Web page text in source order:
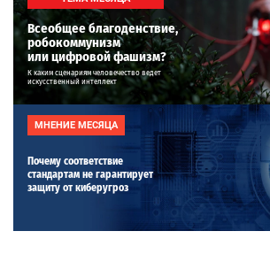
Всеобщее благоденствие,
робокоммунизм
или цифровой фашизм?
К каким сценариям человечество ведет
искусственный интеллект
МНЕНИЕ МЕСЯЦА
Почему соответствие
стандартам не гарантирует
защиту от киберугроз